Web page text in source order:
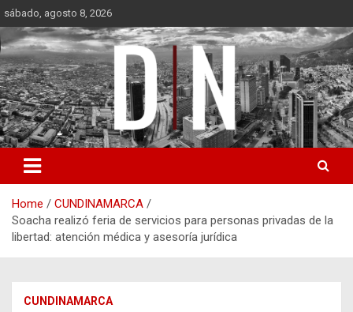
Skip
to
content
sábado, agosto 8, 2026
Diámetro Noticias
Home
CUNDINAMARCA
Soacha realizó feria de servicios para personas privadas de la
libertad: atención médica y asesoría jurídica
CUNDINAMARCA